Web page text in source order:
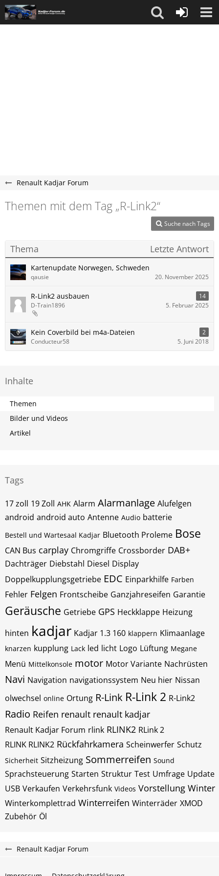
Renault Kadjar Forum
Themen mit dem Tag „R-Link2“
Suche nach Tags
Thema Letzte Antwort
Kartenupdate Norwegen, Schweden
qausie 20. November 2025
R-Link2 ausbauen
14
D-Train1896
5. Februar 2025
Kein Coverbild bei m4a-Dateien
2
Conducteur58
5. Juni 2018
Inhalte
Themen
Bilder und Videos
Artikel
Tags
17 zoll 19 Zoll AHK Alarm Alarmanlage Alufelgen
android android auto Antenne Audio batterie
Bestell und Wartesaal Kadjar Bluetooth Proleme Bose
CAN Bus carplay Chromgriffe Crossborder DAB+
Dachträger Diebstahl Diesel Display
Doppelkupplungsgetriebe EDC Einparkhilfe Farben
Fehler Felgen Frontscheibe Ganzjahreseifen Garantie
Geräusche Getriebe GPS Heckklappe Heizung
hinten kadjar Kadjar 1.3 160 klappern Klimaanlage
knarzen kupplung Lack led licht Logo Lüftung Megane
Menü Mittelkonsole motor Motor Variante Nachrüsten
Navi Navigation navigationssystem Neu hier Nissan
olwechsel online Ortung R-Link R-Link 2 R-Link2
Radio Reifen renault renault kadjar
Renault Kadjar Forum rlink RLINK2 RLink 2
RLINK RLINK2 Rückfahrkamera Scheinwerfer Schutz
Sicherheit Sitzheizung Sommerreifen Sound
Sprachsteuerung Starten Struktur Test Umfrage Update
USB Verkaufen Verkehrsfunk Videos Vorstellung Winter
Winterkomplettrad Winterreifen Winterräder XMOD
Zubehör Öl
Renault Kadjar Forum